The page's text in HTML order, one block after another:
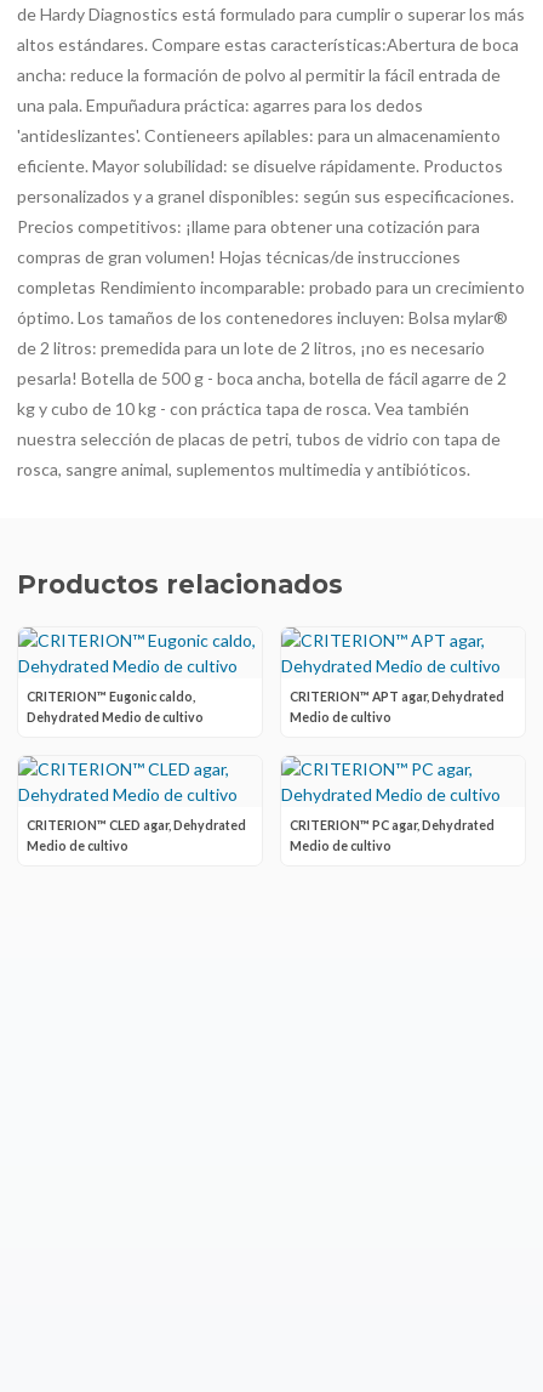
de Hardy Diagnostics está formulado para cumplir o superar los más
altos estándares. Compare estas características:Abertura de boca
ancha: reduce la formación de polvo al permitir la fácil entrada de
una pala. Empuñadura práctica: agarres para los dedos
'antideslizantes'. Contieneers apilables: para un almacenamiento
eficiente. Mayor solubilidad: se disuelve rápidamente. Productos
personalizados y a granel disponibles: según sus especificaciones.
Precios competitivos: ¡llame para obtener una cotización para
compras de gran volumen! Hojas técnicas/de instrucciones
completas Rendimiento incomparable: probado para un crecimiento
óptimo. Los tamaños de los contenedores incluyen: Bolsa mylar®
de 2 litros: premedida para un lote de 2 litros, ¡no es necesario
pesarla! Botella de 500 g - boca ancha, botella de fácil agarre de 2
kg y cubo de 10 kg - con práctica tapa de rosca. Vea también
nuestra selección de placas de petri, tubos de vidrio con tapa de
rosca, sangre animal, suplementos multimedia y antibióticos.
Productos relacionados
CRITERION™ Eugonic caldo,
Dehydrated Medio de cultivo
CRITERION™ APT agar, Dehydrated
Medio de cultivo
CRITERION™ CLED agar, Dehydrated
Medio de cultivo
CRITERION™ PC agar, Dehydrated
Medio de cultivo